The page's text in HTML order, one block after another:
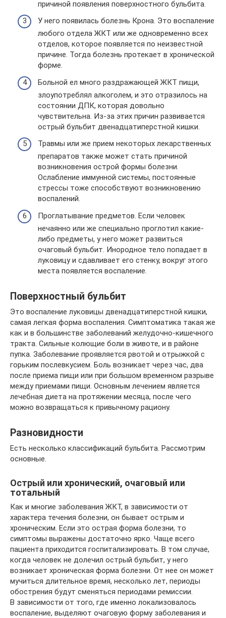
причиной появления поверхностного бульбита.
У него появилась болезнь Крона. Это воспаление
любого отдела ЖКТ или же одновременно всех
отделов, которое появляется по неизвестной
причине. Тогда болезнь протекает в хронической
форме.
Больной ел много раздражающей ЖКТ пищи,
злоупотреблял алкоголем, и это отразилось на
состоянии ДПК, которая довольно
чувствительна. Из-за этих причин развивается
острый бульбит двенадцатиперстной кишки.
Травмы или же прием некоторых лекарственных
препаратов также может стать причиной
возникновения острой формы болезни.
Ослабление иммунной системы, постоянные
стрессы тоже способствуют возникновению
воспалений.
Проглатывание предметов. Если человек
нечаянно или же специально проглотил какие-
либо предметы, у него может развиться
очаговый бульбит. Инородное тело попадает в
луковицу и сдавливает его стенку, вокруг этого
места появляется воспаление.
Поверхностный бульбит
Это воспаление луковицы двенадцатиперстной кишки,
самая легкая форма воспаления. Симптоматика такая же
как и в большинстве заболеваний желудочно-кишечного
тракта. Сильные колющие боли в животе, и в районе
пупка. Заболевание проявляется рвотой и отрыжкой с
горьким послевкусием. Боль возникает через час, два
после приема пищи или при большом временном разрыве
между приемами пищи. Основным лечением является
лечебная диета на протяжении месяца, после чего
можно возвращаться к привычному рациону.
Разновидности
Есть несколько классификаций бульбита. Рассмотрим
основные.
Острый или хронический, очаговый или
тотальный
Как и многие заболевания ЖКТ, в зависимости от
характера течения болезни, он бывает острым и
хроническим. Если это острая форма болезни, то
симптомы выражены достаточно ярко. Чаще всего
пациента приходится госпитализировать. В том случае,
когда человек не долечил острый бульбит, у него
возникает хроническая форма болезни. От нее он может
мучиться длительное время, несколько лет, периоды
обострения будут сменяться периодами ремиссии.
В зависимости от того, где именно локализовалось
воспаление, выделяют очаговую форму заболевания и